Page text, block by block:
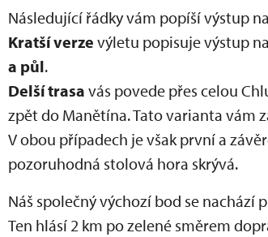
Následující řádky vám popíší výstup
Kratší verze výletu popisuje výstup
a půl.
Delší trasa vás povede přes celou
zpět do Manětína. Tato varianta vám
V obou případech je však první a
pozoruhodná stolová hora skrývá.
Náš společný výchozí bod se
Ten hlásí 2 km po zelené směrem